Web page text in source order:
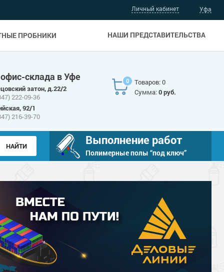
Личный кабинет
НАШИ ПРЕДСТАВИТЕЛЬСТВА
ПРОБНИКИ
Уфа
склада в Уфе
затон, д.22/2
222-09-36
92/1
216-39-70
0
Товаров: 0
Сумма:0 руб.
Выполнение работ
Полимерные полы “под ключ”